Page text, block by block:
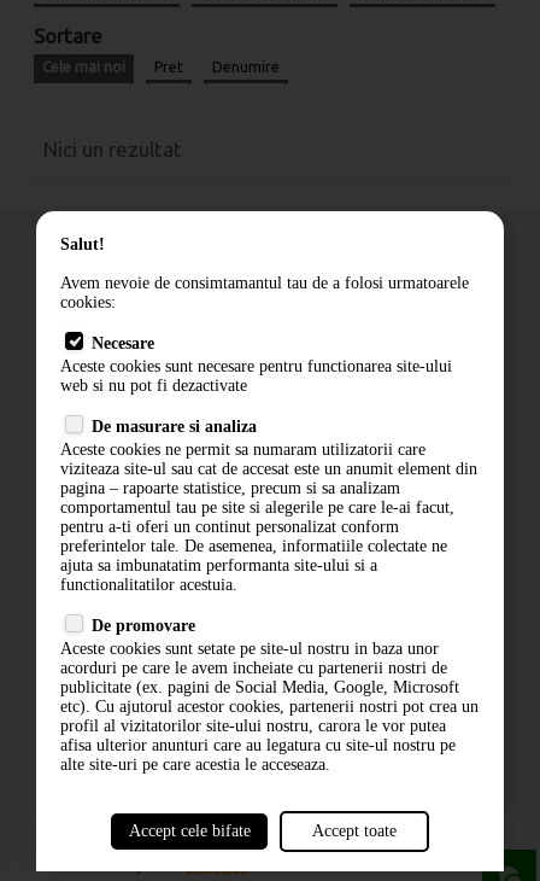
Sortare
Cele mai noi Pret Denumire
Nici un rezultat
Cum comand
Livrare
Contact
Politica de confidentialitate
ANPC
ABONARE LA NEWSLETTER
ABONARE
Salut!
Avem nevoie de consimtamantul tau de a folosi urmatoarele
cookies:
Necesare
Aceste cookies sunt necesare pentru functionarea site-ului
web si nu pot fi dezactivate
De masurare si analiza
Aceste cookies ne permit sa numaram utilizatorii care
viziteaza site-ul sau cat de accesat este un anumit element din
pagina – rapoarte statistice, precum si sa analizam
comportamentul tau pe site si alegerile pe care le-ai facut,
pentru a-ti oferi un continut personalizat conform
preferintelor tale. De asemenea, informatiile colectate ne
ajuta sa imbunatatim performanta site-ului si a
functionalitatilor acestuia.
De promovare
Aceste cookies sunt setate pe site-ul nostru in baza unor
acorduri pe care le avem incheiate cu partenerii nostri de
publicitate (ex. pagini de Social Media, Google, Microsoft
etc). Cu ajutorul acestor cookies, partenerii nostri pot crea un
profil al vizitatorilor site-ului nostru, carora le vor putea
afisa ulterior anunturi care au legatura cu site-ul nostru pe
alte site-uri pe care acestia le acceseaza.
Accept cele bifate Accept toate